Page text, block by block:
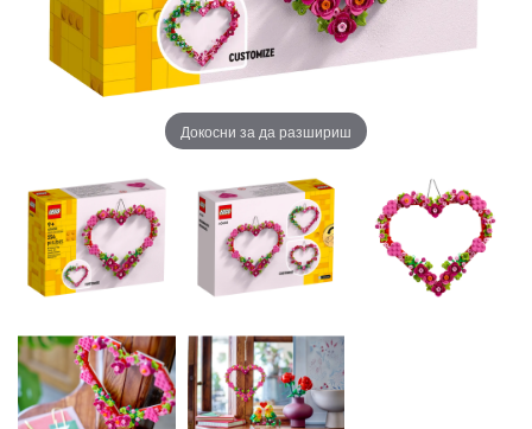
Докосни за да разшириш